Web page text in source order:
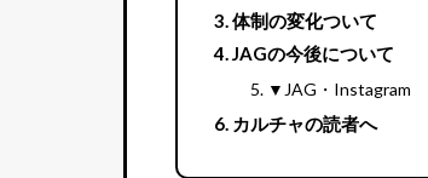
体制の変化ついて
JAGの今後について
▼JAG・Instagram
カルチャの読者へ